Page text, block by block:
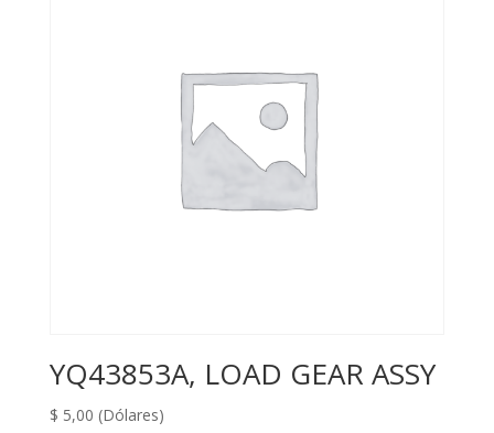
YQ43853A, LOAD GEAR ASSY
$ 5,00 (Dólares)